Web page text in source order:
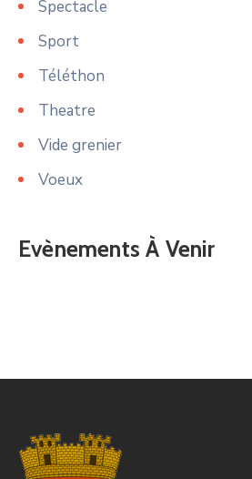
Spectacle
Sport
Téléthon
Theatre
Vide grenier
Voeux
Evènements À Venir